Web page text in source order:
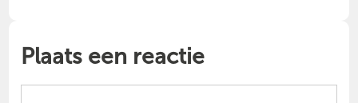
Plaats een reactie